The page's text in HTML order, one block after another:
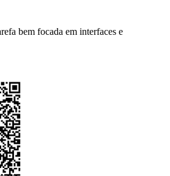
bem focada em interfaces e